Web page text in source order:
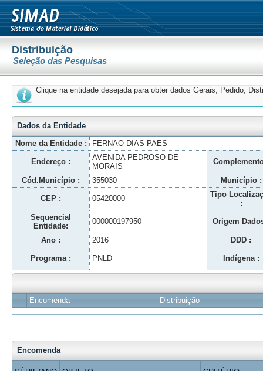
Distribuição
Seleção das Pesquisas
Clique na entidade desejada para obter dados Gerais, Pedido,
Dados da Entidade
Nome da Entidade :
FERNAO DIAS PAES
Endereço :
AVENIDA PEDROSO DE
MORAIS
Cód.Município : 355030 Município :
CEP : 05420000
Tipo
:
Sequencial
Entidade:
000000197950 Origem
Ano : 2016 DDD :
Programa : PNLD Indígena :
Encomenda Distribuição
Encomenda